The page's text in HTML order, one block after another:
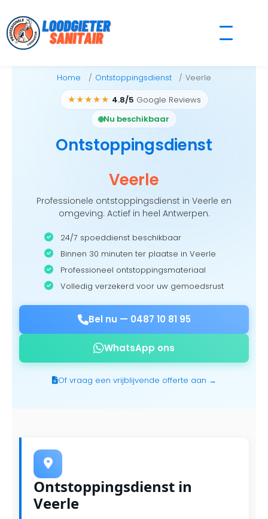
to
content
Home Ontstoppingsdienst Veerle
★★★★★ 4.8/5 Google Reviews
Nu beschikbaar
Ontstoppingsdienst
Veerle
Professionele ontstoppingsdienst in Veerle en
omgeving. Actief in heel Antwerpen.
24/7 spoeddienst beschikbaar
Binnen 30 minuten ter plaatse in Veerle
Professioneel ontstoppingsmateriaal
Volledig verzekerd voor uw gemoedsrust
Bel nu — 0487 10 81 95
WhatsApp ons
Of vraag een vrijblijvende offerte aan →
Ontstoppingsdienst in
Veerle